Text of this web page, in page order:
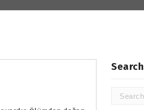
Search
Search